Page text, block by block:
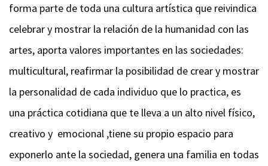
forma parte de toda una cultura artística que reivindica
celebrar y mostrar la relación de la humanidad con las
artes, aporta valores importantes en las sociedades:
multicultural, reafirmar la posibilidad de crear y mostrar
la personalidad de cada individuo que lo practica, es
una práctica cotidiana que te lleva a un alto nivel físico,
creativo y emocional ,tiene su propio espacio para
exponerlo ante la sociedad, genera una familia en todas